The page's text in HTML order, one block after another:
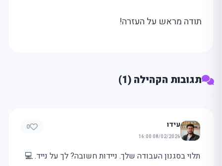
תודה מראש על העזרה!
תגובות הקהילה (1)
עידו
08/02/2026 16:00
0
תלוי בסגנון העבודה שלך. ניידות חשובה? לך על נייד. 💻